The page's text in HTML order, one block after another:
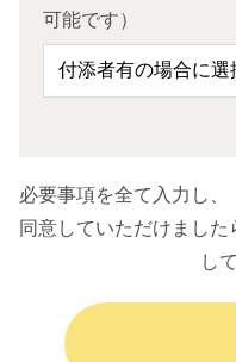
可能です）
必要事項を全て入力し、
同意していただけまし
し